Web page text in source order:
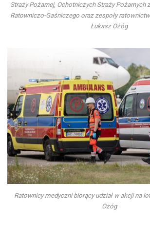
Straży Pożarnej, Ochotniczych Straży Pożarnych
Ratowniczo-Gaśniczego oraz zespoły
Łukasz Ożóg
Ratownicy medyczni biorący udział w akcji na
Ożóg